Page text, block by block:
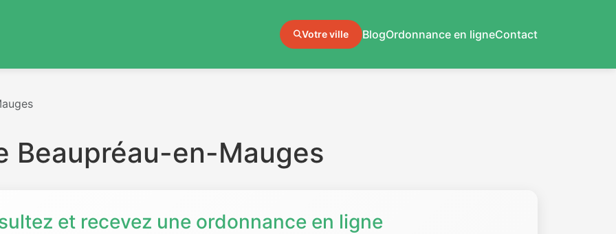
Votre ville BlogOrdonnance en ligneContact
Beaupréau-en-Mauges
et recevez une ordonnance en ligne